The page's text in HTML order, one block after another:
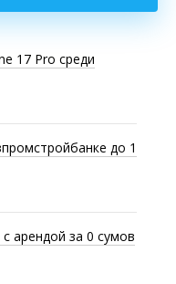
17 Pro среди
до 1
арендой за 0 сумов